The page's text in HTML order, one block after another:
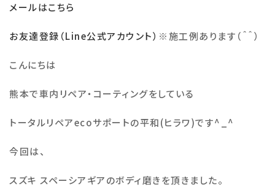
施工例
会社概要
メールはこちら
お友達登録（Line公式アカウント） ※施工例あります（＾＾）
こんにちは
熊本で車内リペア・コーティングをしている
トータルリペアecoサポートの平和(ヒラワ)です^_^
今回は、
スズキ スペーシアギアのボディ磨きを頂きました。